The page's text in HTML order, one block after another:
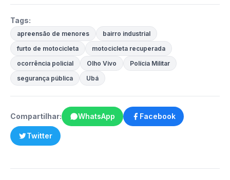
Tags:
apreensão de menores
bairro industrial
furto de motocicleta
motocicleta recuperada
ocorrência policial
Olho Vivo
Polícia Militar
segurança pública
Ubá
Compartilhar: WhatsApp Facebook
Twitter